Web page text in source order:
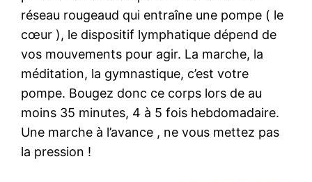
réseau rougeaud qui entraîne une pompe ( le
cœur ), le dispositif lymphatique dépend de
vos mouvements pour agir. La marche, la
méditation, la gymnastique, c’est votre
pompe. Bougez donc ce corps lors de au
moins 35 minutes, 4 à 5 fois hebdomadaire.
Une marche à l’avance , ne vous mettez pas
la pression !